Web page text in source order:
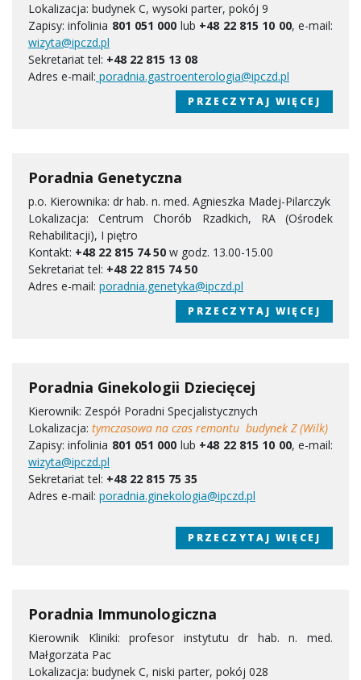
Lokalizacja: budynek C, wysoki parter, pokój 9
Zapisy: infolinia 801 051 000 lub +48 22 815 10 00, e-mail:
wizyta@ipczd.pl
Sekretariat tel: +48 22 815 13 08
Adres e-mail: poradnia.gastroenterologia@ipczd.pl
PRZECZYTAJ WIĘCEJ
Poradnia Genetyczna
p.o. Kierownika: dr hab. n. med. Agnieszka Madej-Pilarczyk
Lokalizacja: Centrum Chorób Rzadkich, RA (Ośrodek
Rehabilitacji), I piętro
Kontakt: +48 22 815 74 50 w godz. 13.00-15.00
Sekretariat tel: +48 22 815 74 50
Adres e-mail: poradnia.genetyka@ipczd.pl
PRZECZYTAJ WIĘCEJ
Poradnia Ginekologii Dziecięcej
Kierownik: Zespół Poradni Specjalistycznych
Lokalizacja: tymczasowa na czas remontu budynek ​Z (Wilk)
Zapisy: infolinia 801 051 000 lub +48 22 815 10 00, e-mail:
wizyta@ipczd.pl
Sekretariat tel: +48 22 815 75 35
Adres e-mail: poradnia.ginekologia@ipczd.pl
PRZECZYTAJ WIĘCEJ
Poradnia Immunologiczna
Kierownik Kliniki: profesor instytutu dr hab. n. med.
Małgorzata Pac
Lokalizacja: budynek C, niski parter, pokój 028